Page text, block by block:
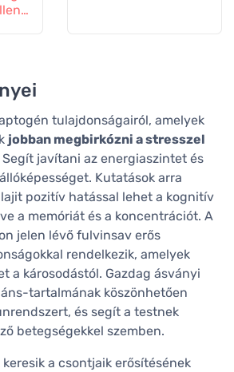
tulajdonságairól, amelyek
jobban megbirkózni a stresszel
Segít javítani az energiaszintet és
Kutatások arra
pozitív hatással lehet a kognitív
a memóriát és a koncentrációt. A
jelen lévő fulvinsav erős
rendelkezik, amelyek
a károsodástól. Gazdag ásványi
tartalmának köszönhetően
és segít a testnek
betegségekkel szemben.
keresik a csontjaik erősítésének